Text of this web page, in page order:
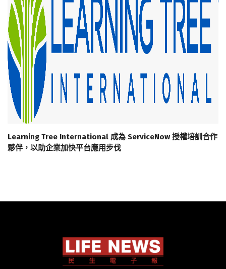
Learning Tree International 成為 ServiceNow 授權培訓合作
夥伴，以助企業加快平台應用步伐